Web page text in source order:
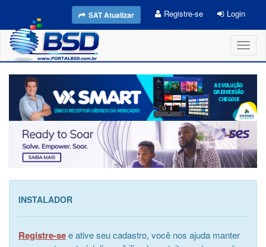
SAT Atualizar Registre-se Login
INSTALADOR
Registre-see ative seu cadastro, você nos ajuda manter